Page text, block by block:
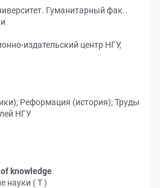
Гуманитарный фак..
издательский центр НГУ,
Реформация (история); Труды
НГУ
knowledge
науки ( Т )